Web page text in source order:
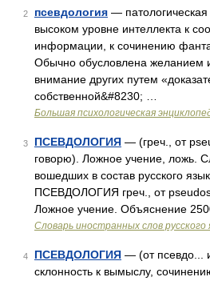
2 псевдология — патологическая
высоком уровне интеллекта к
информации, к сочинению
Обычно обусловлена желанием
внимание других путем
собственной&#8230; …
Большая психологическая
3 ПСЕВДОЛОГИЯ — (греч., от
говорю). Ложное учение, ложь.
вошедших в состав русского
ПСЕВДОЛОГИЯ греч., от
Ложное учение. Объяснение
Словарь иностранных слов русского
4 ПСЕВДОЛОГИЯ — (от псевдо...
склонность к вымыслу,